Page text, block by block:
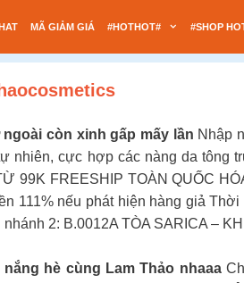
MÃ GIẢM GIÁ #HOTHOT# #SHOP
còn xinh gấp mấy lần Nhập
nhiên, cực hợp các nàng da tông
99K FREESHIP TOÀN QUỐC
111% nếu phát hiện hàng giả
2: B.0012A TÒA SARICA –
nắng hè cùng Lam Thảo nhaaa